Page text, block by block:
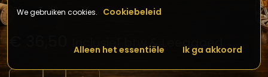
Inclusief btw & Leeggoed
We gebruiken cookies. Cookiebeleid
Alleen het essentiële Ik ga akkoord